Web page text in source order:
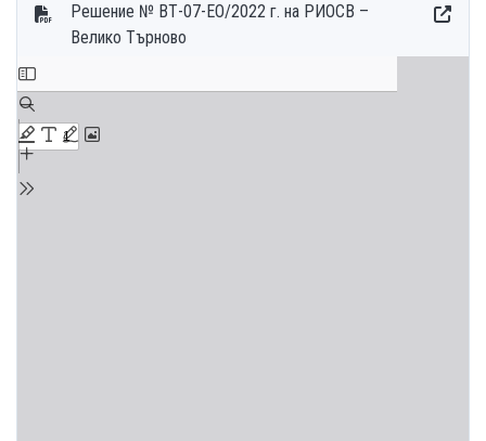
Решение № ВТ-07-ЕО/2022 г. на РИОСВ –
Велико Търново